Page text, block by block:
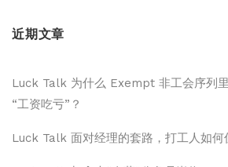
近期文章
Luck Talk 为什么 Exempt 非工会序列
“工资吃亏”？
Luck Talk 面对经理的套路，打工人如何